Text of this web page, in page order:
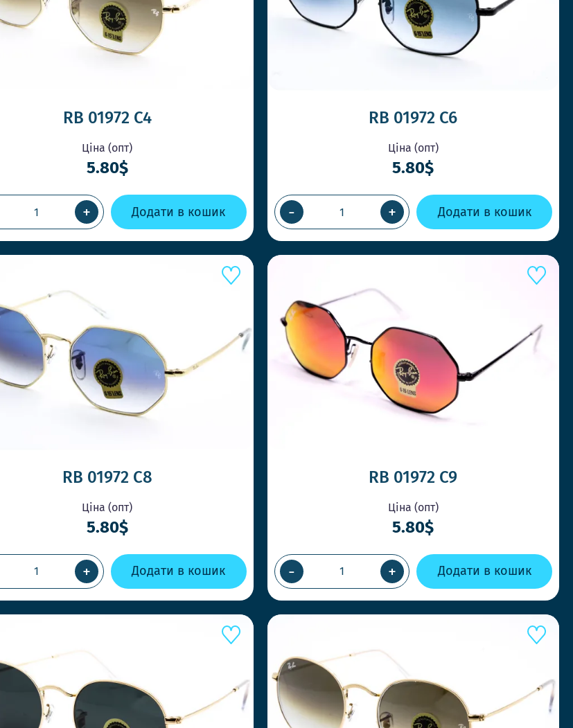
RB 01972 С4
Ціна (опт)
5.80$
+ Додати в кошик
RB 01972 С6
Ціна (опт)
5.80$
- + Додати в кошик
RB 01972 С8
Ціна (опт)
5.80$
+ Додати в кошик
RB 01972 С9
Ціна (опт)
5.80$
- + Додати в кошик
ШВИДШЕ КОНКУРЕНТІВ